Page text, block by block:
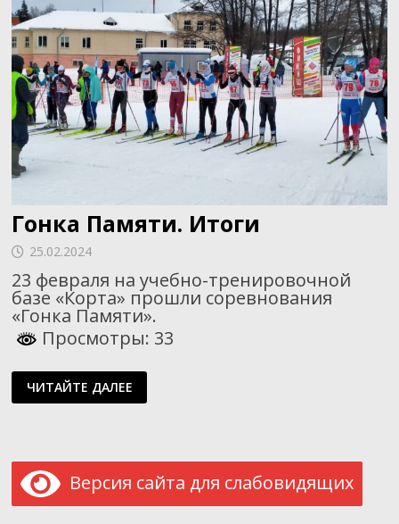
Гонка Памяти. Итоги
25.02.2024
23 февраля на учебно-тренировочной
базе «Корта» прошли соревнования
«Гонка Памяти».
Просмотры: 33
ГОНКА
ПАМЯТИ.
ИТОГИ
ЧИТАЙТЕ ДАЛЕЕ
Версия сайта для слабовидящих